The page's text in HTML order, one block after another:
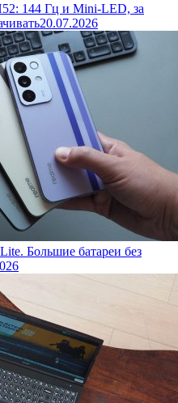
144 Гц и Mini-LED, за
20.07.2026
Большие батареи без